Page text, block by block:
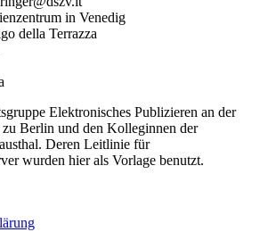
in Venedig
della Terrazza
Elektronisches Publizieren an der
Berlin und den Kolleginnen der
Deren Leitlinie für
wurden hier als Vorlage benutzt.